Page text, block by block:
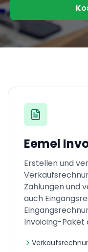
Eemel
Erstellen und
Zahlungen und
auch
Invoicing-Paket